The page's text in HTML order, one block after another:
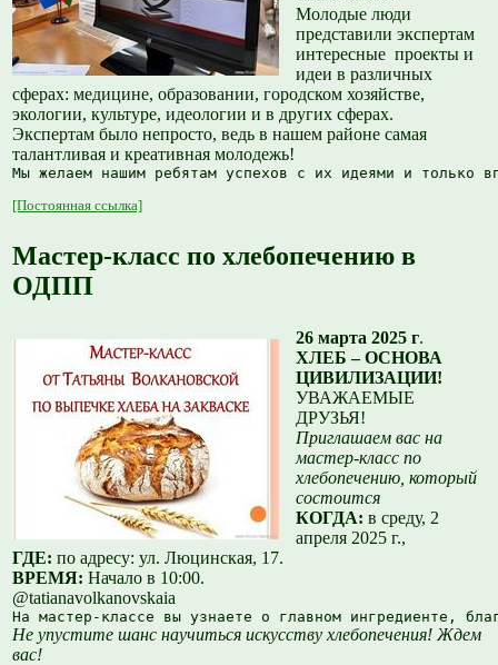
Молодые люди
представили экспертам
интересные проекты и
идеи в различных
сферах: медицине, образовании, городском хозяйстве,
экологии, культуре, идеологии и в других сферах.
Экспертам было непросто, ведь в нашем районе самая
талантливая и креативная молодежь!
Мы желаем нашим ребятам успехов с их идеями и только
[Постоянная ссылка]
Мастер-класс по хлебопечению в
ОДПП
26 марта 2025 г.
ХЛЕБ – ОСНОВА
ЦИВИЛИЗАЦИИ!
УВАЖАЕМЫЕ
ДРУЗЬЯ!
Приглашаем вас на
мастер-класс по
хлебопечению, который
состоится
КОГДА: в среду, 2
апреля 2025 г.,
ГДЕ: по адресу: ул. Люцинская, 17.
ВРЕМЯ:Начало в 10:00.
@tatianavolkanovskaia
На мастер-классе вы узнаете о главном ингредиенте,
Не упустите шанс научиться искусству хлебопечения! Ждем
вас!